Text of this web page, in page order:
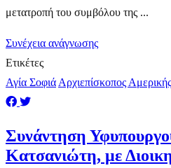
μετατροπή του συμβόλου της ...
Συνέχεια ανάγνωσης
Ετικέτες
Αγία Σοφιά Αρχιεπίσκοπος Αμερικής
Συνάντηση
Κατσανιώτη, με